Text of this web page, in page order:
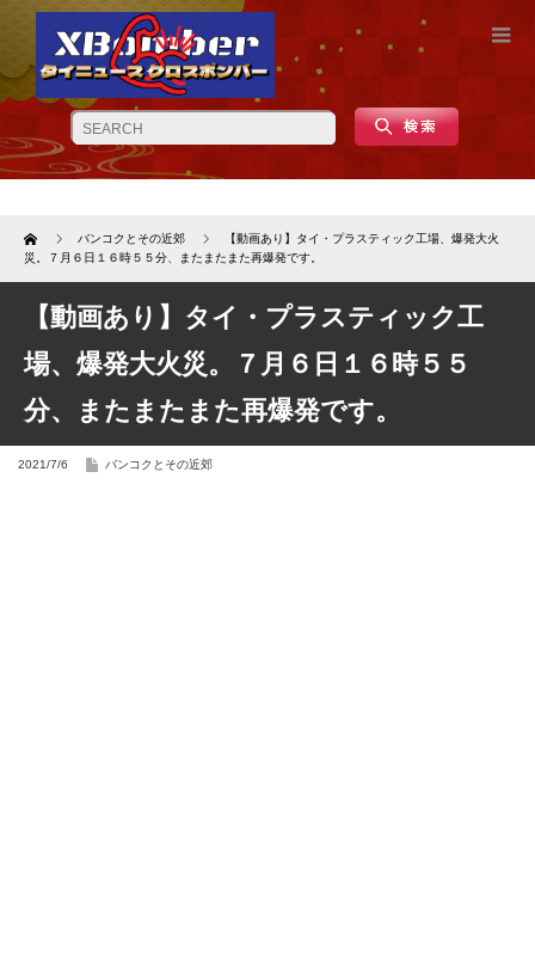
Home バンコクとその近郊
【動画あり】タイ・プラスティック工場、爆発大火
災。７月６日１６時５５分、またまたまた再爆発です。
【動画あり】タイ・プラスティック工
場、爆発大火災。７月６日１６時５５
分、またまたまた再爆発です。
2021/7/6 バンコクとその近郊